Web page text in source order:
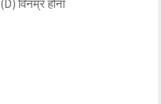
विनम्र होना